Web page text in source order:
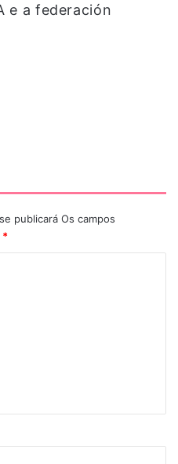
e a federación
publicará Os campos
*